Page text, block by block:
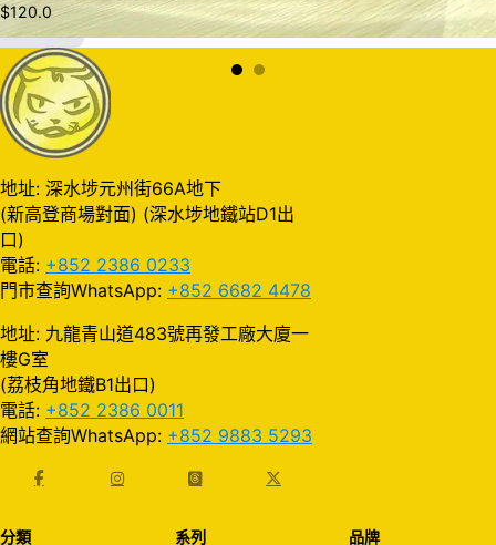
入購物車
$120.0
地址: 深水埗元州街66A地下
(新高登商場對面) (深水埗地鐵站D1出
口)
電話: +852 2386 0233
門市查詢WhatsApp: +852 6682 4478
地址: 九龍青山道483號再發工廠大廈一
樓G室
(荔枝角地鐵B1出口)
電話: +852 2386 0011
網站查詢WhatsApp: +852 9883 5293
分類 系列 品牌